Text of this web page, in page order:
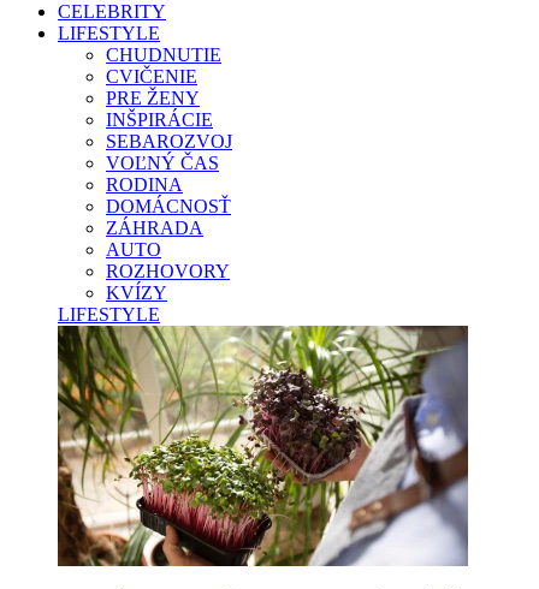
CELEBRITY
LIFESTYLE
CHUDNUTIE
CVIČENIE
PRE ŽENY
INŠPIRÁCIE
SEBAROZVOJ
VOĽNÝ ČAS
RODINA
DOMÁCNOSŤ
ZÁHRADA
AUTO
ROZHOVORY
KVÍZY
LIFESTYLE